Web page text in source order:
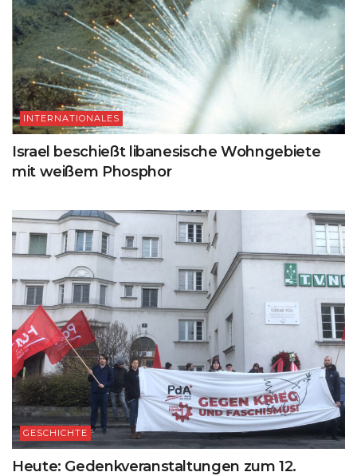
INTERNATIONALES
Israel beschießt libanesische Wohngebiete
mit weißem Phosphor
GESCHICHTE
Heute: Gedenkveranstaltungen zum 12.